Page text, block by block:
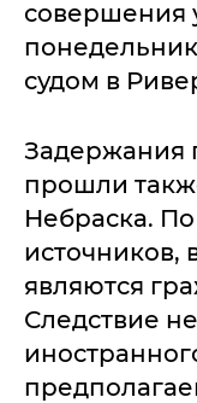
совершения
судом в
Задержания
прошли
Небраска.
источников,
являются
Следствие